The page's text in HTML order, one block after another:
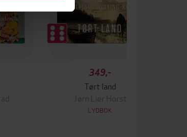
349,-
Tørt land
Jørn Lier Horst
LYDBOK